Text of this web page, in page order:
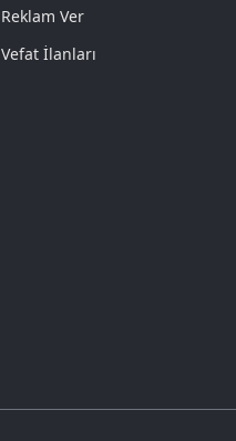
Reklam Ver
Vefat İlanları